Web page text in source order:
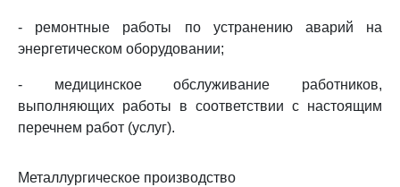
- ремонтные работы по устранению аварий на
энергетическом оборудовании;
- медицинское обслуживание работников,
выполняющих работы в соответствии с настоящим
перечнем работ (услуг).
Металлургическое производство